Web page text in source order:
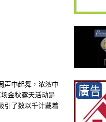
声中起舞，浓浓中
金秋露天活动是
引了数以千计戴着